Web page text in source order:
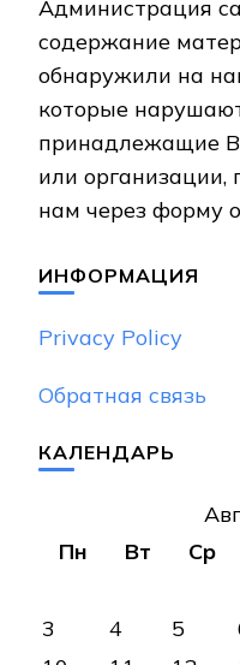
Администрация
содержание
обнаружили на
которые
принадлежащие
или организации,
нам через форму
ИНФОРМАЦИЯ
Privacy Policy
Обратная связь
КАЛЕНДАРЬ
Пн
Вт Ср
3
4 5